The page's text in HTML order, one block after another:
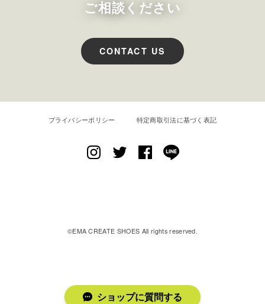
ご相談ください
CONTACT US
プライバシーポリシー 特定商取引法に基づく表記
©︎EMA CREATE SHOES All rights reserved.
ショップに質問する